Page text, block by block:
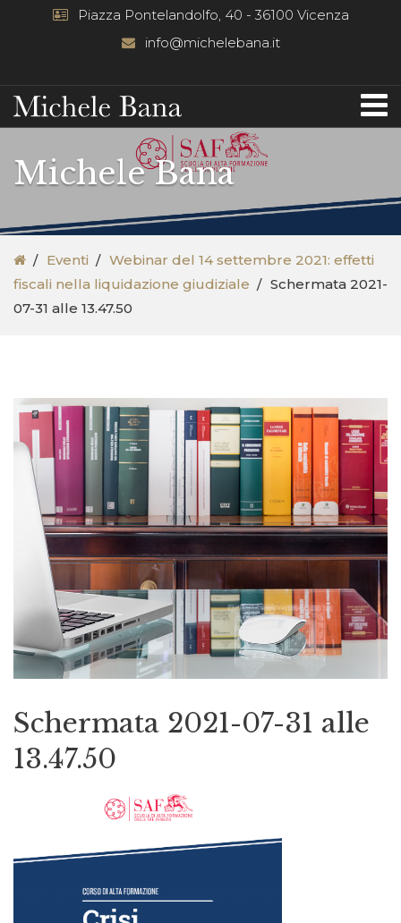
Piazza Pontelandolfo, 40 - 36100 Vicenza
info@michelebana.it
Michele Bana
Eventi
Webinar del 14 settembre 2021: effetti
fiscali nella liquidazione giudiziale
Schermata 2021-
07-31 alle 13.47.50
Schermata 2021-07-31 alle
13.47.50